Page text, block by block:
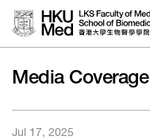
Skip to main content
Media Coverage
Jul 17, 2025